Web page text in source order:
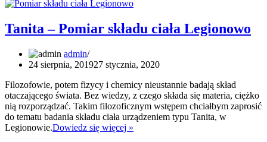
Tanita – Pomiar składu ciała Legionowo
admin
24 sierpnia, 201927 stycznia, 2020
Filozofowie, potem fizycy i chemicy nieustannie badają skład
otaczającego świata. Bez wiedzy, z czego składa się materia, ciężko
nią rozporządzać. Takim filozoficznym wstępem chciałbym zaprosić
do tematu badania składu ciała urządzeniem typu Tanita, w
Legionowie.Dowiedz się więcej »